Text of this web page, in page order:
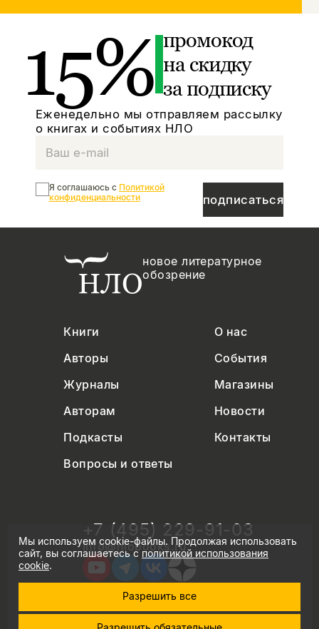
15% промокод
на скидку
за подписку
Еженедельно мы отправляем рассылку
о книгах и событиях НЛО
подписаться
Я соглашаюсь с Политикой
конфиденциальности
новое литературное
обозрение
Книги
О нас
Авторы
События
Журналы
Магазины
Авторам
Новости
Подкасты
Контакты
Вопросы и ответы
+7 (495) 229-91-03
info@nlobooks.ru
Мы используем cookie-файлы. Продолжая использовать
сайт, вы соглашаетесь сполитикой использования
cookie.
Разрешить все